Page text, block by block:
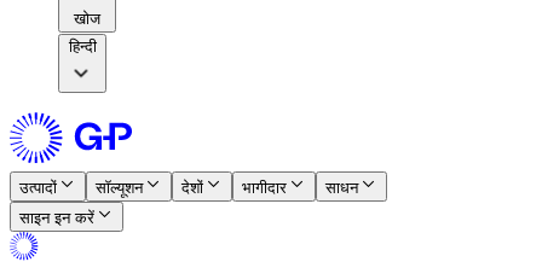
खोज​​
हिन्दी
उत्पादों​​ सॉल्यूशन​​ देशों​​ भागीदार​​
साधन​​
साइन इन करें​​